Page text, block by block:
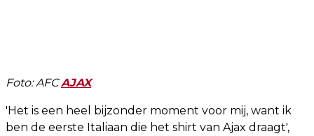
Foto: AFCAJAX
'Het is een heel bijzonder moment voor mij, want ik
ben de eerste Italiaan die het shirt van Ajax draagt',